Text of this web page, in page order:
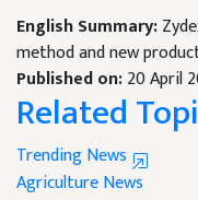
English Summary:
method and new
Published on:20 April
Related
Trending News
Agriculture News